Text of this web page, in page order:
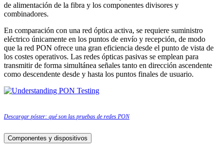
de alimentación de la fibra y los componentes divisores y
combinadores.
En comparación con una red óptica activa, se requiere suministro
eléctrico únicamente en los puntos de envío y recepción, de modo
que la red PON ofrece una gran eficiencia desde el punto de vista de
los costes operativos. Las redes ópticas pasivas se emplean para
transmitir de forma simultánea señales tanto en dirección ascendente
como descendente desde y hasta los puntos finales de usuario.
Descargar póster: qué son las pruebas de redes PON
Componentes y dispositivos